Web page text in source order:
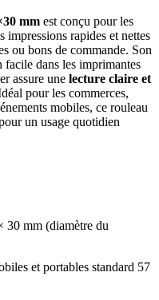
mm est conçu pour les
impressions rapides et nettes
ou bons de commande. Son
dans les imprimantes
assure une lecture claire et
pour les commerces,
mobiles, ce rouleau
un usage quotidien
30 mm (diamètre du
et portables standard 57